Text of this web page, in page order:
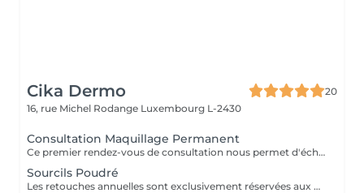
Cika Dermo
20
16, rue Michel Rodange Luxembourg L-2430
Consultation Maquillage Permanent
Ce premier rendez-vous de consultation nous permet d'échanger ensemble sur vos attentes, vous expliquer en détails nos techniques de maquillage permanent nouvelle génération et réaliser une simulation au crayon.
Sourcils Poudré
Les retouches annuelles sont exclusivement réservées aux clientes ayant fait la création sourcils dans notre centre.